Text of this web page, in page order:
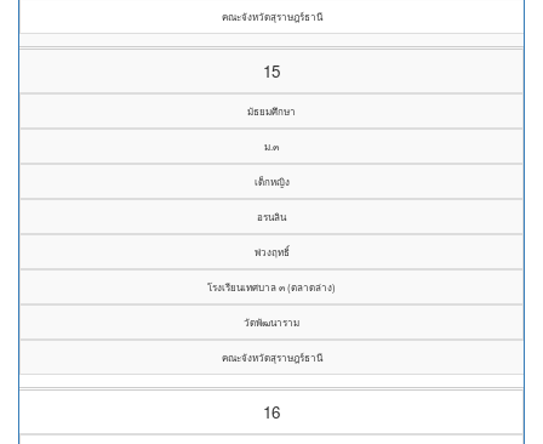
คณะจังหวัดสุราษฎร์ธานี
15
มัธยมศึกษา
ม.๓
เด็กหญิง
อรนลิน
พ่วงฤทธิ์
โรงเรียนเทศบาล ๓ (ตลาดล่าง)
วัดพัฒนาราม
คณะจังหวัดสุราษฎร์ธานี
16